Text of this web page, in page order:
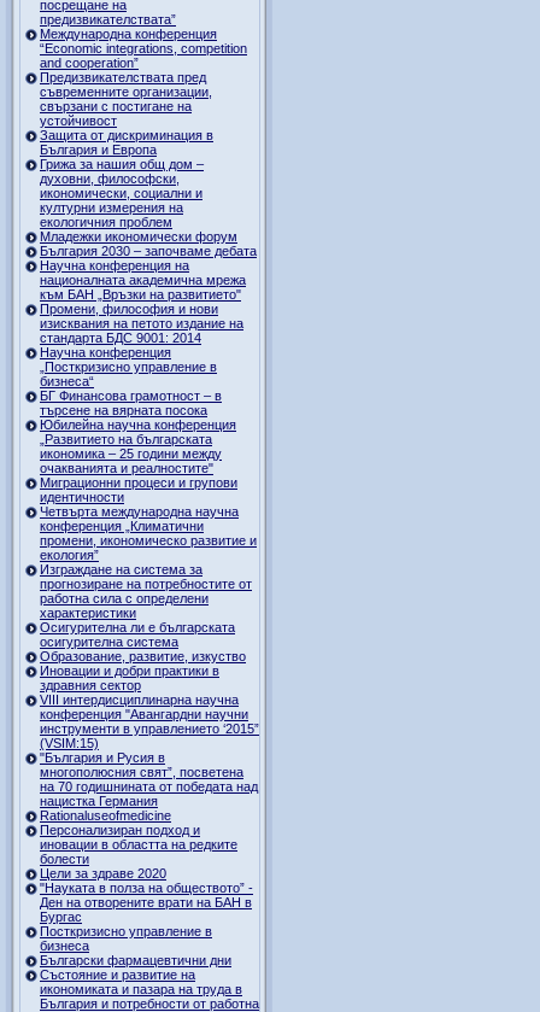
посрещане на
предизвикателствата”
Международна конференция
“Economic integrations, competition
and cooperation”
Предизвикателствата пред
съвременните организации,
свързани с постигане на
устойчивост
Защита от дискриминация в
България и Европа
Грижа за нашия общ дом –
духовни, философски,
икономически, социални и
културни измерения на
екологичния проблем
Младежки икономически форум
България 2030 – започваме дебата
Научна конференция на
националната академична мрежа
към БАН „Връзки на развитието"
Промени, философия и нови
изисквания на петото издание на
стандарта БДС 9001: 2014
Научна конференция
„Посткризисно управление в
бизнеса“
БГ Финансова грамотност – в
търсене на вярната посока
Юбилейна научна конференция
„Развитието на българската
икономика – 25 години между
очакванията и реалностите"
Миграционни процеси и групови
идентичности
Четвърта международна научна
конференция „Климатични
промени, икономическо развитие и
екология”
Изграждане на система за
прогнозиране на потребностите от
работна сила с определени
характеристики
Осигурителна ли е българската
осигурителна система
Образование, развитие, изкуство
Иновации и добри практики в
здравния сектор
VIII интердисциплинарна научна
конференция "Авангардни научни
инструменти в управлението ‘2015”
(VSIM:15)
"България и Русия в
многополюсния свят”, посветена
на 70 годишнината от победата над
нацистка Германия
Rationaluseofmedicine
Персонализиран подход и
иновации в областта на редките
болести
Цели за здраве 2020
"Науката в полза на обществото” -
Ден на отворените врати на БАН в
Бургас
Посткризисно управление в
бизнеса
Български фармацевтични дни
Състояние и развитие на
икономиката и пазара на труда в
България и потребности от работна